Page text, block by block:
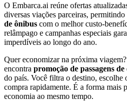
O Embarca.ai reúne ofertas
diversas viações parceiras,
de ônibus com o melhor custo-
relâmpago e campanhas especiais
imperdíveis ao longo do ano.
Quer economizar na próxima
encontra promoção de passagens
do país. Você filtra o destino, escolhe
compra rapidamente. É a forma mais
economia ao mesmo tempo.